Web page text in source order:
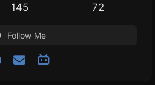
145 72
Follow Me